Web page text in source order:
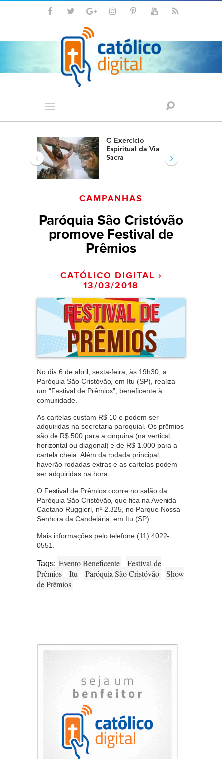
O Exercício
Espiritual da Via
Sacra
‹ ›
CAMPANHAS
Paróquia São Cristóvão
promove Festival de
Prêmios
CATÓLICO DIGITAL ›
13/03/2018
No dia 6 de abril, sexta-feira, às 19h30, a
Paróquia São Cristóvão, em Itu (SP), realiza
um “Festival de Prêmios”, beneficente à
comunidade.
As cartelas custam R$ 10 e podem ser
adquiridas na secretaria paroquial. Os prêmios
são de R$ 500 para a cinquina (na vertical,
horizontal ou diagonal) e de R$ 1.000 para a
cartela cheia. Além da rodada principal,
haverão rodadas extras e as cartelas podem
ser adquiridas na hora.
O Festival de Prêmios ocorre no salão da
Paróquia São Cristóvão, que fica na Avenida
Caetano Ruggieri, nº 2.325, no Parque Nossa
Senhora da Candelária, em Itu (SP).
Mais informações pelo telefone (11) 4022-
0551.
Tags: Evento Beneficente
Festival de
Prêmios
Itu Paróquia São Cristóvão
Show
de Prêmios